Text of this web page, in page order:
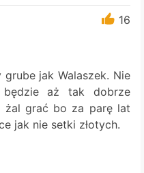
16
jak Walaszek. Nie
będzie aż tak dobrze
żal grać bo za parę lat
jak nie setki złotych.